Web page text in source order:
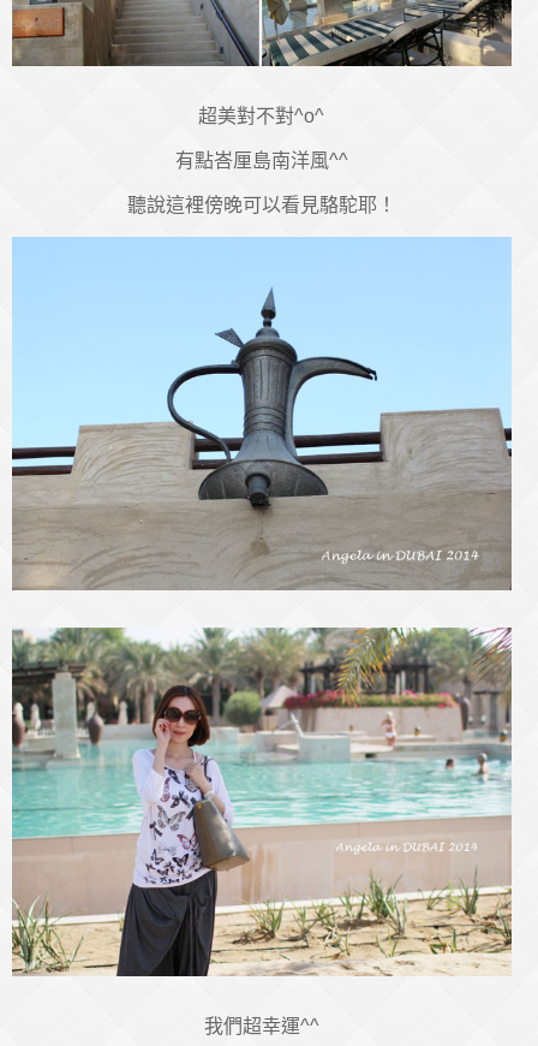
超美對不對^o^
有點峇厘島南洋風^^
聽說這裡傍晚可以看見駱駝耶！
我們超幸運^^